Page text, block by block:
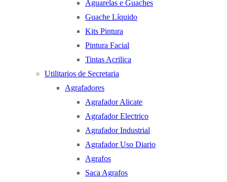
Aguarelas e Guaches
Guache Líquido
Kits Pintura
Pintura Facial
Tintas Acrilica
Utilitarios de Secretaria
Agrafadores
Agrafador Alicate
Agrafador Electrico
Agrafador Industrial
Agrafador Uso Diario
Agrafos
Saca Agrafos